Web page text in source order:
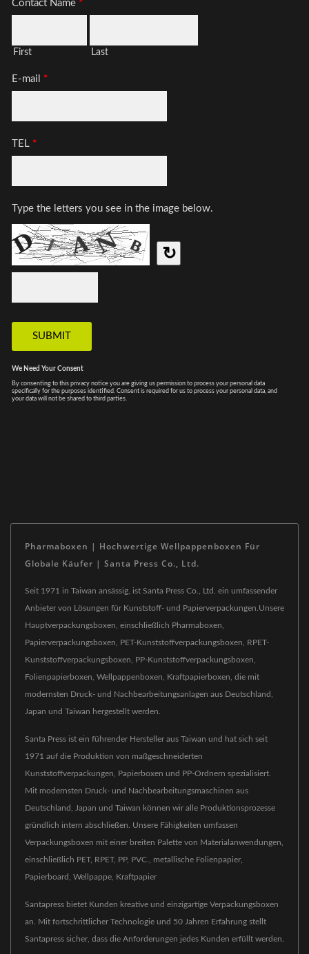
Pharmaboxen | Hochwertige Wellpappenboxen Für
Globale Käufer | Santa Press Co., Ltd.
Seit 1971 in Taiwan ansässig, ist Santa Press Co., Ltd. ein umfassender
Anbieter von Lösungen für Kunststoff- und Papierverpackungen.Unsere
Hauptverpackungsboxen, einschließlich Pharmaboxen,
Papierverpackungsboxen, PET-Kunststoffverpackungsboxen, RPET-
Kunststoffverpackungsboxen, PP-Kunststoffverpackungsboxen,
Folienpapierboxen, Wellpappenboxen, Kraftpapierboxen, die mit
modernsten Druck- und Nachbearbeitungsanlagen aus Deutschland,
Japan und Taiwan hergestellt werden.
Santa Press ist ein führender Hersteller aus Taiwan und hat sich seit
1971 auf die Produktion von maßgeschneiderten
Kunststoffverpackungen, Papierboxen und PP-Ordnern spezialisiert.
Mit modernsten Druck- und Nachbearbeitungsmaschinen aus
Deutschland, Japan und Taiwan können wir alle Produktionsprozesse
gründlich intern abschließen. Unsere Fähigkeiten umfassen
Verpackungsboxen mit einer breiten Palette von Materialanwendungen,
einschließlich PET, RPET, PP, PVC., metallische Folienpapier,
Papierboard, Wellpappe, Kraftpapier
Santapress bietet Kunden kreative und einzigartige Verpackungsboxen
an. Mit fortschrittlicher Technologie und 50 Jahren Erfahrung stellt
Santapress sicher, dass die Anforderungen jedes Kunden erfüllt werden.